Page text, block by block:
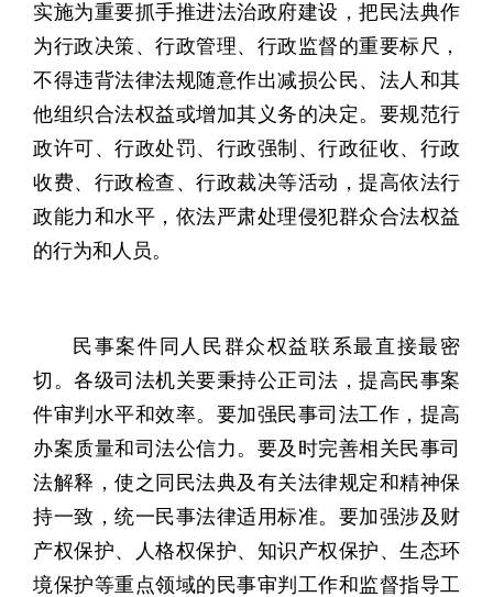
实施为重要抓手推进法治政府建设，把民法典作
为行政决策、行政管理、行政监督的重要标尺，
不得违背法律法规随意作出减损公民、法人和其
他组织合法权益或增加其义务的决定。要规范行
政许可、行政处罚、行政强制、行政征收、行政
收费、行政检查、行政裁决等活动，提高依法行
政能力和水平，依法严肃处理侵犯群众合法权益
的行为和人员。
民事案件同人民群众权益联系最直接最密
切。各级司法机关要秉持公正司法，提高民事案
件审判水平和效率。要加强民事司法工作，提高
办案质量和司法公信力。要及时完善相关民事司
法解释，使之同民法典及有关法律规定和精神保
持一致，统一民事法律适用标准。要加强涉及财
产权保护、人格权保护、知识产权保护、生态环
境保护等重点领域的民事审判工作和监督指导工